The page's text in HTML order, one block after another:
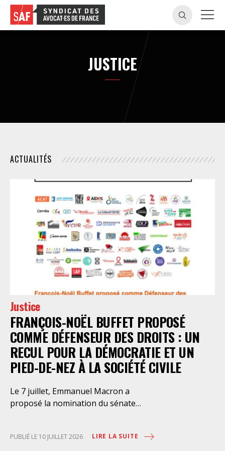
JUSTICE
ACTUALITÉS
Justice
FRANÇOIS-NOËL BUFFET PROPOSÉ
COMME DÉFENSEUR DES DROITS : UN
RECUL POUR LA DÉMOCRATIE ET UN
PIED-DE-NEZ À LA SOCIÉTÉ CIVILE
Le 7 juillet, Emmanuel Macron a
proposé la nomination du sénateur
que cette nomination puisse encore
PUBLIÉ LE 10 JUILLET 2026 LIRE LA SUITE